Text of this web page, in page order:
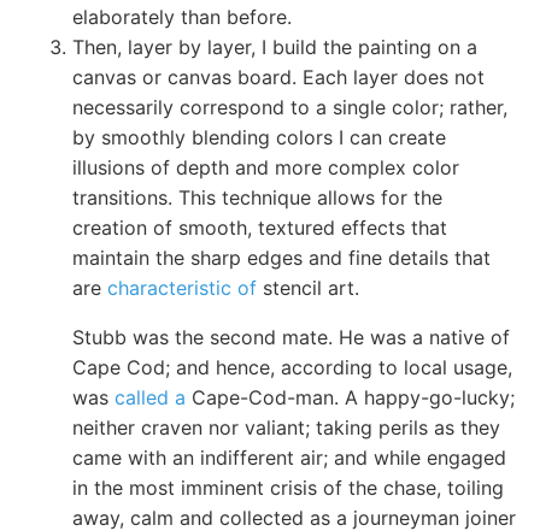
elaborately than before.
Then, layer by layer, I build the painting on a
canvas or canvas board. Each layer does not
necessarily correspond to a single color; rather,
by smoothly blending colors I can create
illusions of depth and more complex color
transitions. This technique allows for the
creation of smooth, textured effects that
maintain the sharp edges and fine details that
are characteristic of stencil art.
Stubb was the second mate. He was a native of
Cape Cod; and hence, according to local usage,
was called a Cape-Cod-man. A happy-go-lucky;
neither craven nor valiant; taking perils as they
came with an indifferent air; and while engaged
in the most imminent crisis of the chase, toiling
away, calm and collected as a journeyman joiner